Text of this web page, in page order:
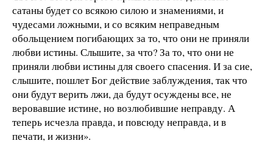
сатаны будет со всякою силою и знамениями, и
чудесами ложными, и со всяким неправедным
обольщением погибающих за то, что они не приняли
любви истины. Слышите, за что? За то, что они не
приняли любви истины для своего спасения. И за сие,
слышите, пошлет Бог действие заблуждения, так что
они будут верить лжи, да будут осуждены все, не
веровавшие истине, но возлюбившие неправду. А
теперь исчезла правда, и повсюду неправда, и в
печати, и жизни».